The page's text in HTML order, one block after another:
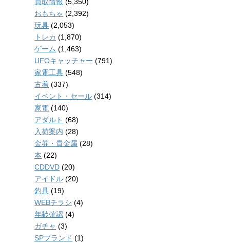
おもちゃ (2,392)
玩具 (2,053)
トレカ (1,870)
ゲーム (1,463)
UFOキャッチャー (791)
家電工具 (548)
古着 (337)
イベント・セール (314)
家電 (140)
アダルト (68)
入荷案内 (28)
金券・貴金属 (28)
本 (22)
CDDVD (20)
アイドル (20)
釣具 (19)
WEBチラシ (4)
年齢確認 (4)
ガチャ (3)
SPブランド (1)